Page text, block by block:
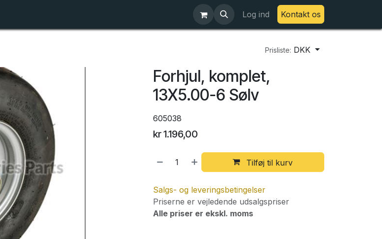
Log ind Kontakt os
Prisliste: DKK
Forhjul, komplet,
13X5.00-6 Sølv
605038
kr1.196,00
Tilføj til kurv
Salgs- og leveringsbetingelser
Priserne er vejledende udsalgspriser
Alle priser er ekskl. moms